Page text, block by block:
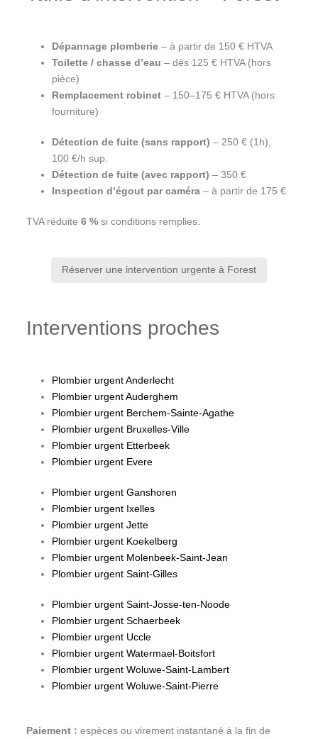
Dépannage plomberie – à partir de 150 € HTVA
Toilette / chasse d’eau – dès 125 € HTVA (hors
pièce)
Remplacement robinet – 150–175 € HTVA (hors
fourniture)
Détection de fuite (sans rapport) – 250 € (1h),
100 €/h sup.
Détection de fuite (avec rapport) – 350 €
Inspection d’égout par caméra – à partir de 175 €
TVA réduite6 % si conditions remplies.
Réserver une intervention urgente à Forest
Interventions proches
Plombier urgent Anderlecht
Plombier urgent Auderghem
Plombier urgent Berchem-Sainte-Agathe
Plombier urgent Bruxelles-Ville
Plombier urgent Etterbeek
Plombier urgent Evere
Plombier urgent Ganshoren
Plombier urgent Ixelles
Plombier urgent Jette
Plombier urgent Koekelberg
Plombier urgent Molenbeek-Saint-Jean
Plombier urgent Saint-Gilles
Plombier urgent Saint-Josse-ten-Noode
Plombier urgent Schaerbeek
Plombier urgent Uccle
Plombier urgent Watermael-Boitsfort
Plombier urgent Woluwe-Saint-Lambert
Plombier urgent Woluwe-Saint-Pierre
Paiement : espèces ou virement instantané à la fin de